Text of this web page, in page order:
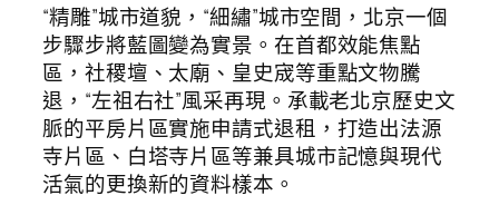
“精雕”城市道貌，“細繡”城市空間，北京一個
步驟步將藍圖變為實景。在首都效能焦點
區，社稷壇、太廟、皇史宬等重點文物騰
退，“左祖右社”風采再現。承載老北京歷史文
脈的平房片區實施申請式退租，打造出法源
寺片區、白塔寺片區等兼具城市記憶與現代
活氣的更換新的資料樣本。